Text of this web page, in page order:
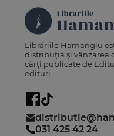
Librăriile Hamangiu
distribuția și vânzarea
cărți publicate de
edituri.
031 425 42 24